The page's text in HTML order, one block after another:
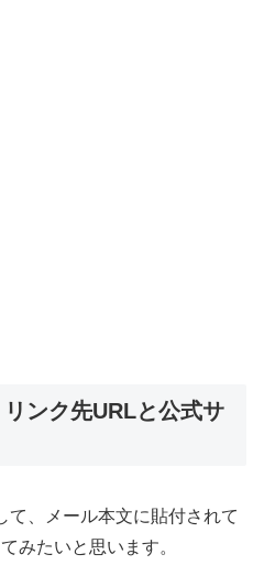
ンク先URLと公式サ
て、メール本文に貼付されて
みたいと思います。